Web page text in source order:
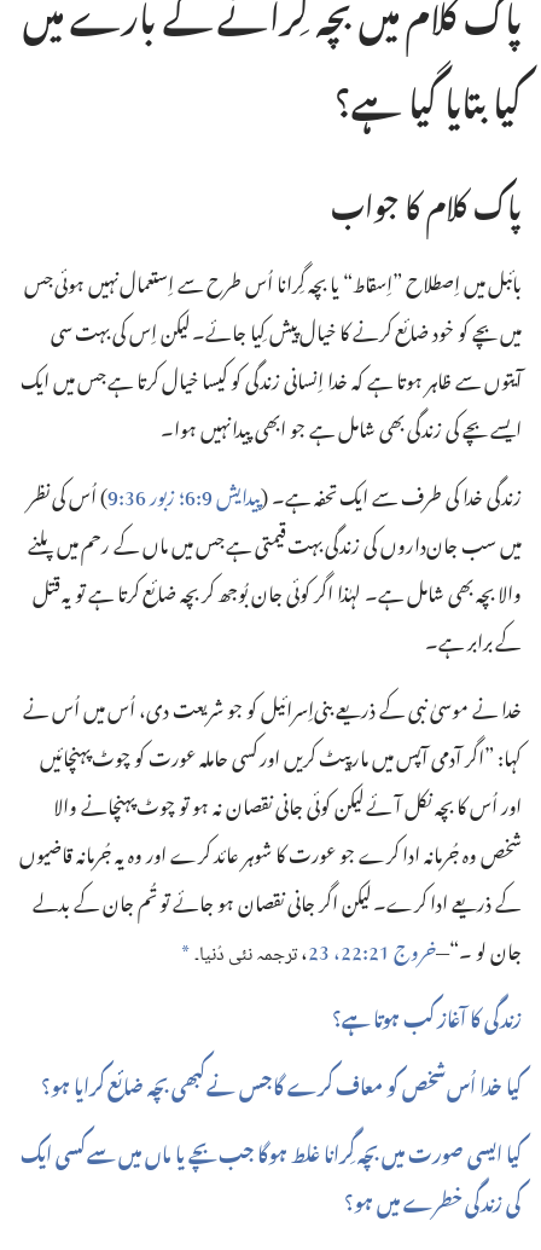
کیا بتایا گیا ہے؟‏
پاک کلام کا جواب
بائبل میں اِصطلا‌ح ”‏اِسقاط“‏ یا بچہ گِرانا اُس طرح سے اِستعمال نہیں ہوئی جس
میں بچے کو خود ضائع کرنے کا خیال پیش کِیا جائے۔ لیکن اِس کی بہت سی
آیتوں سے ظاہر ہوتا ہے کہ خدا اِنسانی زندگی کو کیسا خیال کرتا ہے جس میں ایک
ایسے بچے کی زندگی بھی شامل ہے جو ابھی پیدا نہیں ہوا۔‏
زندگی خدا کی طرف سے ایک تحفہ ہے۔ (‏پیدایش 9:‏6؛‏ زبور 36:‏9
‏)‏ اُس کی نظر
میں سب جان‌داروں کی زندگی بہت قیمتی ہے جس میں ماں کے رحم میں پلنے
والا بچہ بھی شامل ہے۔ لہٰذا اگر کوئی جان بُوجھ کر بچہ ضائع کرتا ہے تو یہ قتل
کے برابر ہے۔‏
خدا نے موسیٰ نبی کے ذریعے بنی‌اِسرائیل کو جو شریعت دی، اُس میں اُس نے
کہا:‏ ”‏اگر آدمی آپس میں مارپیٹ کریں اور کسی حاملہ عورت کو چوٹ پہنچائیں
اور اُس کا بچہ نکل آئے لیکن کوئی جانی نقصان نہ ہو تو چوٹ پہنچانے والا
شخص وہ جُرمانہ ادا کرے جو عورت کا شوہر عائد کرے اور وہ یہ جُرمانہ قاضیوں
کے ذریعے ادا کرے۔ لیکن اگر جانی نقصان ہو جائے تو تُم جان کے بدلے
جان لو ۔“‏—‏خروج 21:‏22، 23 ‏،ترجمہنئیدُنیا۔‏a
زندگی کا آغاز کب ہوتا ہے؟‏
کیا خدا اُس شخص کو معاف کرے گا جس نے کبھی بچہ ضائع کرایا ہو؟‏
کیا ایسی صورت میں بچہ گِرانا غلط ہوگا جب بچے یا ماں میں سے کسی ایک
کی زندگی خطرے میں ہو؟‏